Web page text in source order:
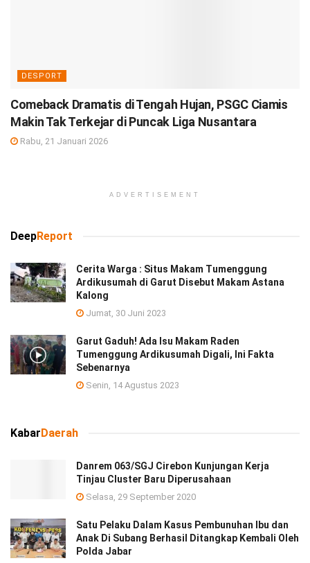
DESPORT
Comeback Dramatis di Tengah Hujan, PSGC Ciamis
Makin Tak Terkejar di Puncak Liga Nusantara
Rabu, 21 Januari 2026
ADVERTISEMENT
DeepReport
Cerita Warga : Situs Makam Tumenggung
Ardikusumah di Garut Disebut Makam Astana
Kalong
Jumat, 30 Juni 2023
Garut Gaduh! Ada Isu Makam Raden
Tumenggung Ardikusumah Digali, Ini Fakta
Sebenarnya
Senin, 14 Agustus 2023
Kabar Daerah
Danrem 063/SGJ Cirebon Kunjungan Kerja
Tinjau Cluster Baru Diperusahaan
Selasa, 29 September 2020
Satu Pelaku Dalam Kasus Pembunuhan Ibu dan
Anak Di Subang Berhasil Ditangkap Kembali Oleh
Polda Jabar